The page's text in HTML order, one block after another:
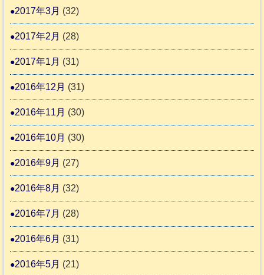
2017年3月 (32)
2017年2月 (28)
2017年1月 (31)
2016年12月 (31)
2016年11月 (30)
2016年10月 (30)
2016年9月 (27)
2016年8月 (32)
2016年7月 (28)
2016年6月 (31)
2016年5月 (21)